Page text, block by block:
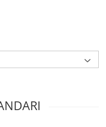
stă la baza acestui suvenir
fondator Craftlaser, aducând